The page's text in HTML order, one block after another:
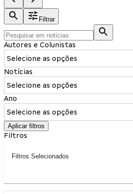
Filtrar
Autores e Colunistas
Selecione as opções
Notícias
Selecione as opções
Ano
Selecione as opções
Aplicar filtros
Filtros
Filtros Selecionados